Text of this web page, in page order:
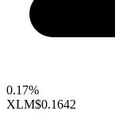
0.17%
XLM$0.1642